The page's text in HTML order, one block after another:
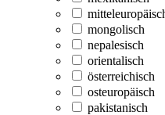
mongolisch
nepalesisch
orientalisch
österreichisch
osteuropäisch
pakistanisch